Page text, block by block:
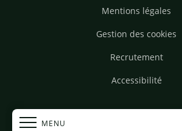
MENU
Mentions légales
Gestion des cookies
Recrutement
Accessibilité